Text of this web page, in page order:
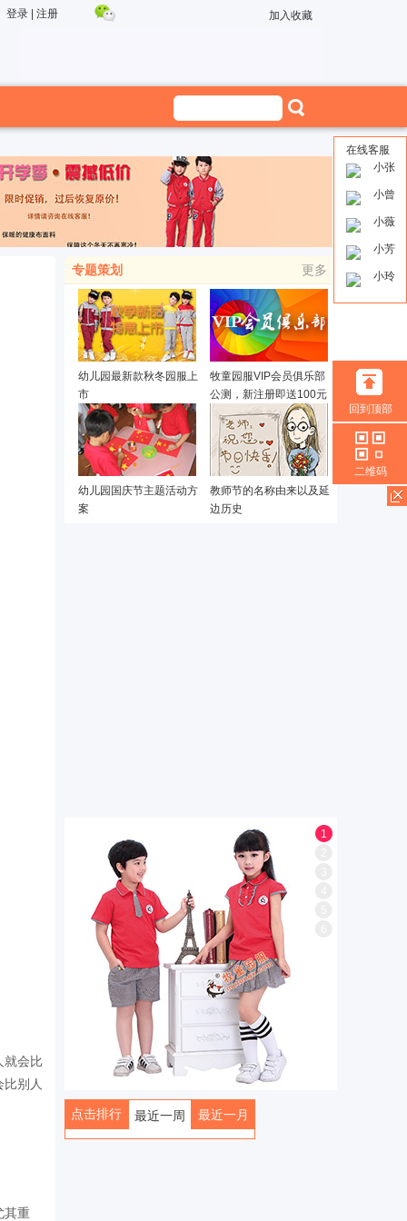
登录| 注册 加入收藏
就会比
别人
其重
专题策划 更多
幼儿园最新款秋冬园服上
市
牧童园服VIP会员俱乐部
公测，新注册即送100元
幼儿园国庆节主题活动方
案
教师节的名称由来以及延
边历史
1
点击排行 最近一周 最近一月
在线客服
小张
小曾
小薇
小芳
小玲
回到顶部
二维码